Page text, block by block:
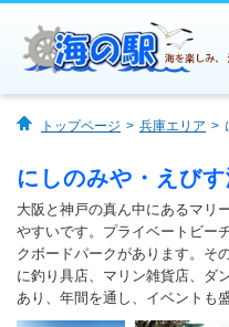
海の駅一覧
海で遊ぶ
海を体験する
トップページ 兵庫エリア
にしのみや・えび
大阪と神戸の真ん中にあるマリ
やすいです。プライベートビー
クボードパークがあります。そ
に釣り具店、マリン雑貨店、ダ
あり、年間を通し、イベントも